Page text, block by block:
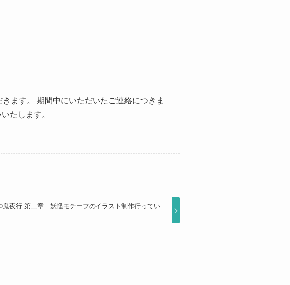
ます。 期間中にいただいたご連絡につきま
たします。
鬼夜行 第二章 妖怪モチーフのイラスト制作行ってい